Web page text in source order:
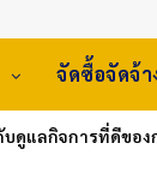
จัดซื้อจัดจ้า
ดูแลกิจการที่ดีของ